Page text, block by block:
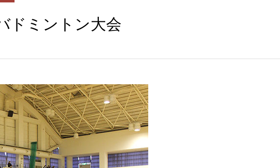
ドミントン大会